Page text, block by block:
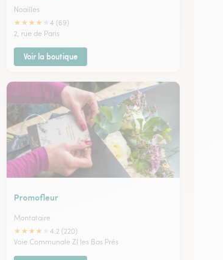
Noailles
★★★★
4 (69)
2, rue de Paris
Voir la boutique
Promofleur
Montataire
★★★★
4.2 (220)
Voie Communale ZI les Bas Prés